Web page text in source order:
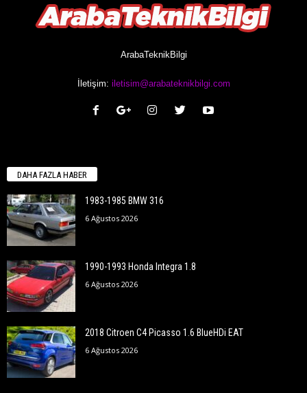
ArabaTeknikBilgi
İletişim: iletisim@arabateknikbilgi.com
DAHA FAZLA HABER
1983-1985 BMW 316
6 Ağustos 2026
1990-1993 Honda Integra 1.8
6 Ağustos 2026
2018 Citroen C4 Picasso 1.6 BlueHDi EAT
6 Ağustos 2026